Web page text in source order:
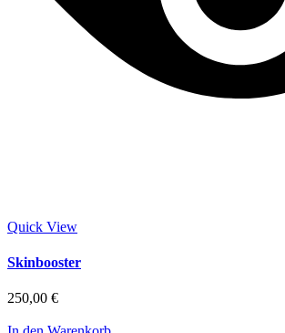
Quick View
Skinbooster
250,00 €